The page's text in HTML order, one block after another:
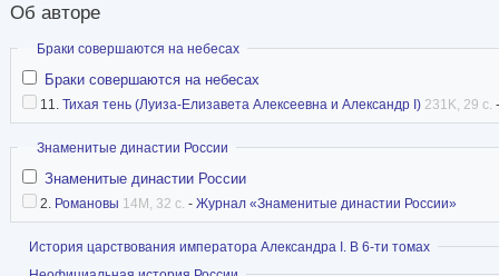
комитетом и М. М.
политике лавировал между
1807 годах участвовал в антифранцузских
годах временно сблизился с Францией. Вёл
Турцией (1806—1812), Персией
При Александре I к России присоединены
Об авторе
Скрыть
Браки совершаются на небесах
Браки совершаются на небесах
11. Тихая тень (Луиза-Елизавета Алексеевна и Александр I) 231K, 29 с.
Скрыть
Знаменитые династии России
Знаменитые династии России
2. Романовы 14M, 32 с. - Журнал «Знаменитые династии России»
Показать
История царствования императора Александра I. В 6-ти томах